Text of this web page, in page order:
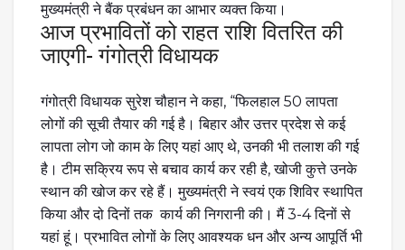
मुख्यमंत्री ने बैंक प्रबंधन का आभार व्यक्त किया।
आज प्रभावितों को राहत राशि वितरित की
जाएगी- गंगोत्री विधायक
गंगोत्री विधायक सुरेश चौहान ने कहा, “फिलहाल 50 लापता
लोगों की सूची तैयार की गई है। बिहार और उत्तर प्रदेश से कई
लापता लोग जो काम के लिए यहां आए थे, उनकी भी तलाश की गई
है। टीम सक्रिय रूप से बचाव कार्य कर रही है, खोजी कुत्ते उनके
स्थान की खोज कर रहे हैं। मुख्यमंत्री ने स्वयं एक शिविर स्थापित
किया और दो दिनों तक कार्य की निगरानी की। मैं 3-4 दिनों से
यहां हूं। प्रभावित लोगों के लिए आवश्यक धन और अन्य आपूर्ति भी